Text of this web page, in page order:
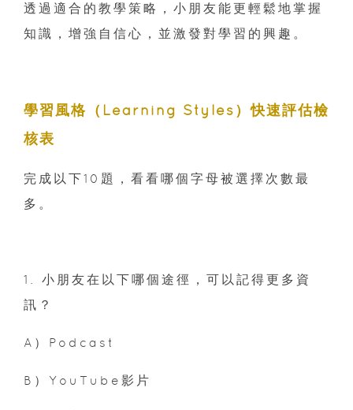
透過適合的教學策略，小朋友能更輕鬆地掌握
知識，增強自信心，並激發對學習的興趣。
學習風格（Learning Styles）快速評估檢
核表
完成以下10題，看看哪個字母被選擇次數最
多。
1. 小朋友在以下哪個途徑，可以記得更多資
訊？
A）Podcast
B）YouTube影片